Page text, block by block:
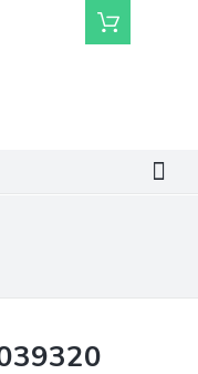
Nákupný
košík